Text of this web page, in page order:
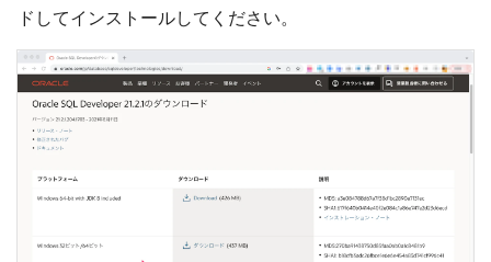
ドしてインストールしてください。